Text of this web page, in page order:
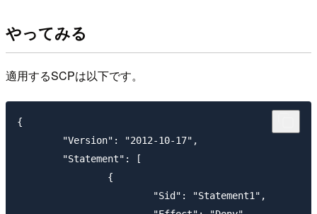
やってみる
適用するSCPは以下です。
{